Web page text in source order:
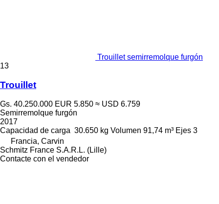
Trouillet semirremolque furgón
13
Trouillet
Gs. 40.250.000 EUR 5.850 ≈ USD 6.759
Semirremolque furgón
2017
Capacidad de carga 30.650 kg Volumen 91,74 m³ Ejes 3
Francia, Carvin
Schmitz France S.A.R.L. (Lille)
Contacte con el vendedor